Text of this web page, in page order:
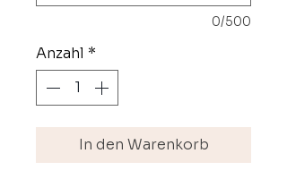
0/500
Anzahl *
In den Warenkorb